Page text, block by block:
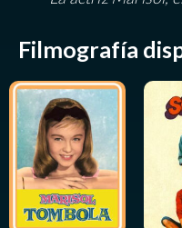
Filmografía